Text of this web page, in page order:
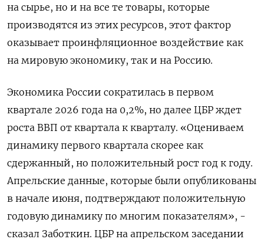
на сырье, но и на все те товары, которые
производятся из этих ресурсов, этот фактор
оказывает проинфляционное воздействие как
на мировую экономику, так и на Россию.
Экономика России ​сократилась в первом
квартале 2026 ​года на 0,2%, но далее ‌ЦБР ждет
роста ВВП от квартала к кварталу. «Оцениваем
динамику первого квартала скорее как
сдержанный, но положительный рост год ​к году.
Апрельские данные, которые были опубликованы
в начале июня, подтверждают положительную
годовую динамику по многим показателям», -
сказал Заботкин. ЦБР на апрельском заседании